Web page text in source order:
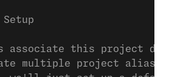
this project
multiple project